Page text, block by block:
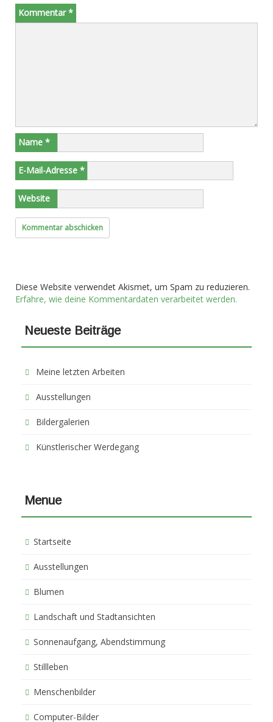
Kommentar*
Name *
E-Mail-Adresse *
Website
Diese Website verwendet Akismet, um Spam zu reduzieren.
Erfahre, wie deine Kommentardaten verarbeitet werden.
Neueste Beiträge
Meine letzten Arbeiten
Ausstellungen
Bildergalerien
Künstlerischer Werdegang
Menue
Startseite
Ausstellungen
Blumen
Landschaft und Stadtansichten
Sonnenaufgang, Abendstimmung
Stillleben
Menschenbilder
Computer-Bilder